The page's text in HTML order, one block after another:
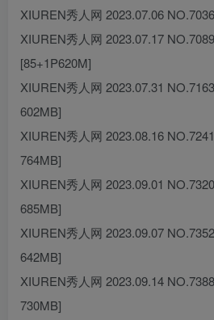
XIUREN秀人网 2023.07.06
XIUREN秀人网 2023.07.17
[85+1P620M]
XIUREN秀人网 2023.07.31
602MB]
XIUREN秀人网 2023.08.16
764MB]
XIUREN秀人网 2023.09.01
685MB]
XIUREN秀人网 2023.09.07
642MB]
XIUREN秀人网 2023.09.14
730MB]